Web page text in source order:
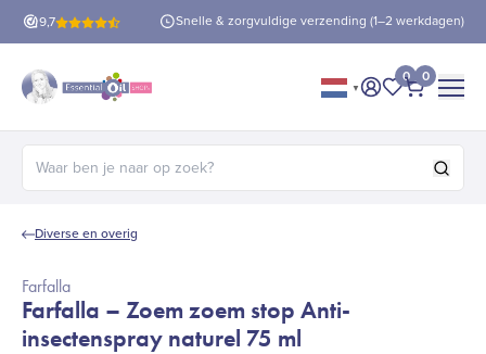
9,7
verzendingvanaf €60! Snelle & zorgvuldige verzending (1–2 werkdagen)
▼ Mijn account
Mijn
0 0
Zoeken naar:
Diverse en overig
Farfalla
Farfalla – Zoem zoem stop Anti-
insectenspray naturel 75 ml